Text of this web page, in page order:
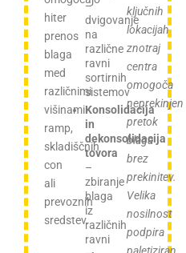
hiter
prenos
blaga
med
različnimi
višinami
ramp,
skladiščnih
con
ali
prevoznih
sredstev.
–
dvigovanje
na
različne
ravni
sortirnih
sistemov
Konsolidacija
in
dekonsolidacija
tovora
–
zbiranje
blaga
iz
različnih
ravni
ključnih
lokacijah
znotraj
centra
omogoča
neprekinjen
pretok
blaga
brez
prekinitev.
Velika
nosilnost
podpira